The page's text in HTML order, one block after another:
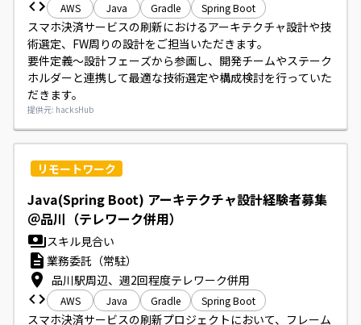
AWS Java Gradle Spring Boot
スマホ決済サービスの刷新におけるアーキテクチャ設計や技
術選定、FW周りの設計をご担当いただきます。
要件定義～設計フェーズから参画し、開発チームやステーク
ホルダーと連携して最適な技術選定や構成検討を行っていた
だきます。
提供元: hacksHub
リモートワーク
Java(Spring Boot) アーキテクチャ設計経験者募集
＠品川（テレワーク併用）
スキル見合い
業務委託（常駐）
品川駅周辺、週2回程度テレワーク併用
AWS Java Gradle Spring Boot
スマホ決済サービスの刷新プロジェクトにおいて、フレーム